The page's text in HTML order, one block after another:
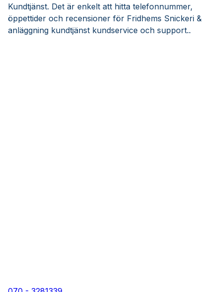
Kundtjänst. Det är enkelt att hitta telefonnummer,
öppettider och recensioner för Fridhems Snickeri &
anläggning kundtjänst kundservice och support..